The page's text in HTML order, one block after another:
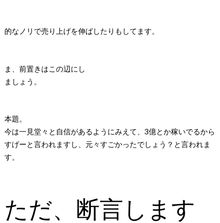
的なノリで売り上げを伸ばしたりもしてます。
ま、前置きはこの辺にし
ましょう。
本題。
今は一見堂々と自信があるようにみえて、3億とか稼いでるから
すげーと言われますし、元々すごかったでしょう？と言われま
す。
ただ、断言します